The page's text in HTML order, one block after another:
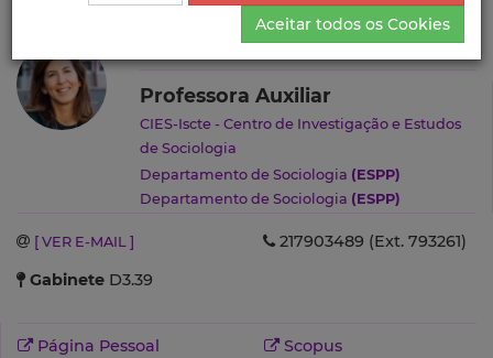
Sandra Mateus
Professora Auxiliar
CIES-Iscte - Centro de Investigação e Estudos
de Sociologia
Departamento de Sociologia (ESPP)
Departamento de Sociologia (ESPP)
[ VER E-MAIL ]
217903489 (Ext. 793261)
Gabinete D3.39
Página Pessoal
Scopus
Aceitar todos os Cookies